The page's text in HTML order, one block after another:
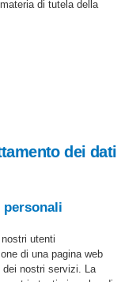
di tutela della
dei dati
utenti
di una pagina web
nostri servizi. La